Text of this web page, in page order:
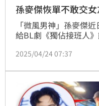
孫麥傑恢單不敢交女
「微風男神」孫麥傑
給BL劇《獨佔接班人
護，這樣的角色設定，
在被愛的人受欺負時
激動啦！」並分享現
2025/04/24 07:37